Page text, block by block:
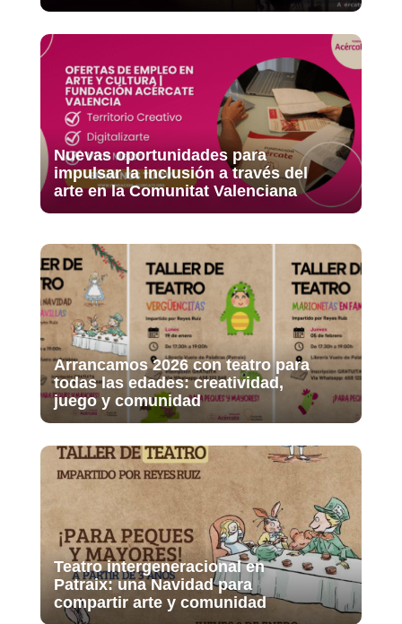
Nuevas oportunidades para
impulsar la inclusión a través del
arte en la Comunitat Valenciana
Arrancamos 2026 con teatro para
todas las edades: creatividad,
juego y comunidad
Teatro intergeneracional en
Patraix: una Navidad para
compartir arte y comunidad